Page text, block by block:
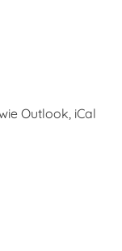
Outlook, iCal